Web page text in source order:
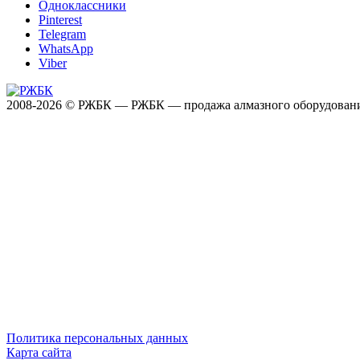
Одноклассники
Pinterest
Telegram
WhatsApp
Viber
2008-2026 © РЖБК — РЖБК — продажа алмазного
Политика персональных данных
Карта сайта